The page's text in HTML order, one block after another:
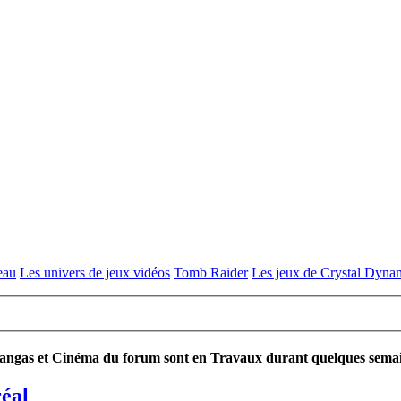
Les univers de jeux vidéos Tomb Raider Les jeux de Crystal
et Cinéma du forum sont en Travaux durant quelques